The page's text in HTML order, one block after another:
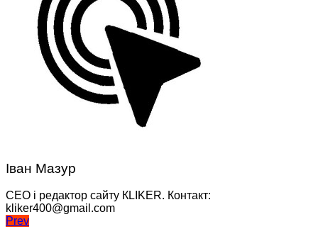
Іван Мазур
CEO і редактор сайту КLIKER. Контакт:
kliker400@gmail.com
Навігація
Prev